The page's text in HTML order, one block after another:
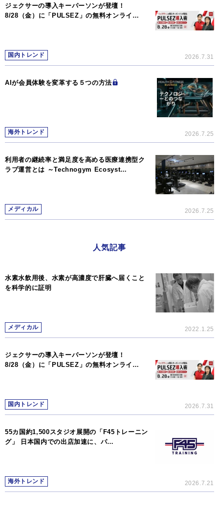
ジェクサーの導入キーパーソンが登壇！
8/28（金）に「PULSEZ」の無料オンライ…
国内トレンド 2026.7.31
AIが会員体験を変革する５つの方法
海外トレンド 2026.7.25
利用者の継続率と満足度を高める医療連携型ク
ラブ運営とは ～Technogym Ecosyst…
メディカル 2026.7.25
人気記事
水素水飲用後、水素が高濃度で肝臓へ届くこと
を科学的に証明
メディカル 2022.1.25
ジェクサーの導入キーパーソンが登壇！
8/28（金）に「PULSEZ」の無料オンライ…
国内トレンド 2026.7.31
55カ国約1,500スタジオ展開の「F45トレーニン
グ」 日本国内での出店加速に、パ…
海外トレンド 2026.7.21